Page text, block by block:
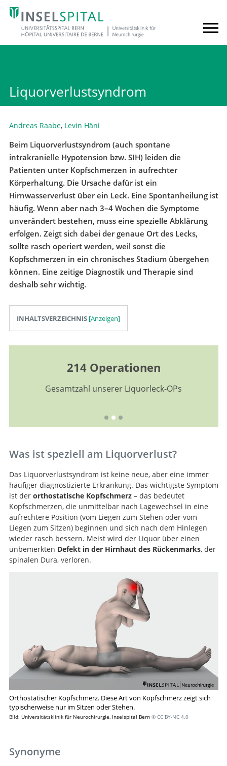
Liquorverlustsyndrom
Andreas Raabe, Levin Häni
Beim Liquorverlustsyndrom (auch spontane
intrakranielle Hypotension bzw. SIH) leiden die
Patienten unter Kopfschmerzen in aufrechter
Körperhaltung. Die Ursache dafür ist ein
Hirnwasserverlust über ein Leck. Eine Spontanheilung ist
häufig. Wenn aber nach 3–4 Wochen die Symptome
unverändert bestehen, muss eine spezielle Abklärung
erfolgen. Zeigt sich dabei der genaue Ort des Lecks,
sollte rasch operiert werden, weil sonst die
Kopfschmerzen in ein chronisches Stadium übergehen
können. Eine zeitige Diagnostik und Therapie sind
deshalb sehr wichtig.
INHALTSVERZEICHNIS
214 Operationen
Gesamtzahl unserer Liquorleck-OPs
Was ist speziell am Liquorverlust?
Das Liquorverlustsyndrom ist keine neue, aber eine immer
häufiger diagnostizierte Erkrankung. Das wichtigste Symptom
ist der orthostatische Kopfschmerz– das bedeutet
Kopfschmerzen, die unmittelbar nach Lagewechsel in eine
aufrechtere Position (vom Liegen zum Stehen oder vom
Liegen zum Sitzen) beginnen und sich nach dem Hinlegen
wieder rasch bessern. Meist wird der Liquor über einen
unbemerkten Defekt in der Hirnhaut des Rückenmarks, der
spinalen Dura, verloren.
Orthostatischer Kopfschmerz. Diese Art von Kopfschmerz zeigt sich
typischerweise nur im Sitzen oder Stehen.
Bild: Universitätsklinik für Neurochirurgie, Inselspital Bern © CC BY-NC 4.0
Synonyme